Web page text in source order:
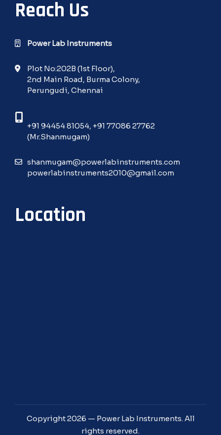
Reach Us
Power Lab Instruments
Plot No:202B (1st Floor),
2nd Main Road, Burma Colony,
Perungudi, Chennai
+91 94454 81054, +91 77086 27762
(Mr.Shanmugam)
shanmugam@powerlabinstruments.com
powerlabinstruments2010@gmail.com
Location
Copyright 2026 — Power Lab Instruments. All
rights reserved.